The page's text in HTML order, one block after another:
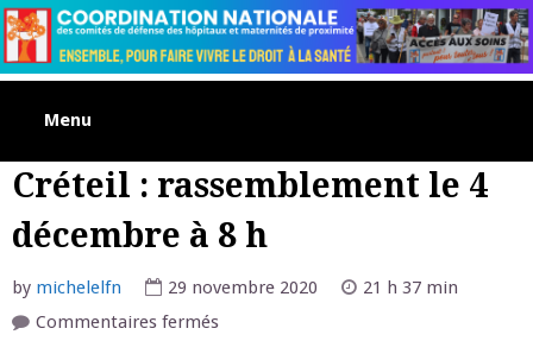
Skip
to
content
Menu
Créteil : rassemblement le 4
décembre à 8 h
by michelelfn 29 novembre 2020
21 h 37 min
Commentaires ferméssur